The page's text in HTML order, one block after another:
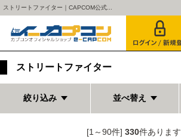
ストリートファイター｜CAPCOM公式...
ストリートファイター
絞り込み 並べ替え
[1～90件] 330件あります